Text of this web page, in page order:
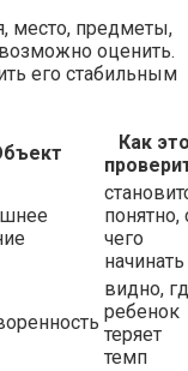
место, предметы,
оценить.
его стабильным
Как
понятно,
чего
начинать
видно,
ребенок
теряет
темп